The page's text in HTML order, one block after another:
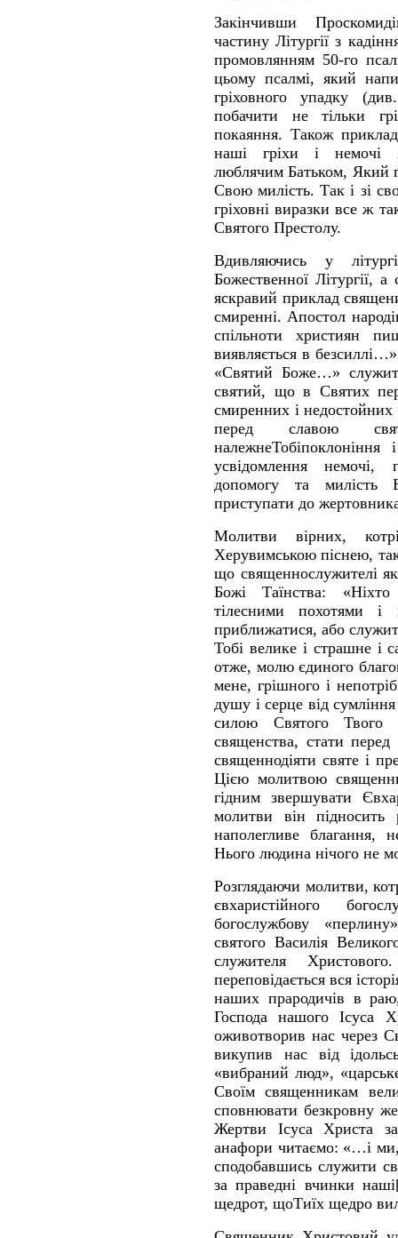
Закінчивши
частину Літургії з
промовлянням 50-го
цьому псалмі, який
гріховного упадку
побачити не тільки
покаяння. Також
наші гріхи і немочі
люблячим Батьком, Який
Свою милість. Так і зі
гріховні виразки все ж
Святого Престолу.
Вдивляючись у
Божественної Літургії,
яскравий приклад
смиренні. Апостол
спільноти християн
виявляється в
«Святий Боже…»
святий, що в Святих
смиренних і
перед славою
належнеТобіпоклоніння
усвідомлення немочі,
допомогу та милість
приступати до
Молитви вірних,
Херувимською піснею,
що священнослужителі
Божі Таїнства:
тілесними похотями і
приближатися, або
Тобі велике і страшне
отже, молю єдиного
мене, грішного і
душу і серце від
силою Святого Твого
священства, стати
священнодіяти святе і
Цією молитвою
гідним звершувати
молитви він
наполегливе
Нього людина нічого не
Розглядаючи молитви,
євхаристійного
богослужбову
святого Василія
служителя
переповідається вся
наших прародичів в
Господа нашого Ісуса
оживотворив нас через
викупив нас від
«вибраний люд»,
Своїм священникам
сповнювати безкровну
Жертви Ісуса Христа
анафори читаємо: «…і ми,
сподобавшись служити
за праведні вчинки
щедрот, щоТиїх щедро